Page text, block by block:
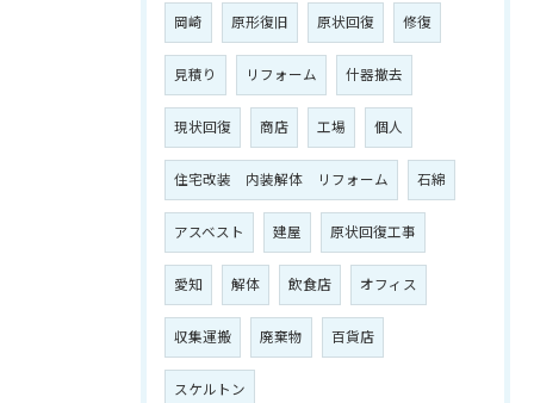
岡崎 原形復旧 原状回復 修復
見積り リフォーム 什器撤去
現状回復 商店 工場 個人
住宅改装 内装解体 リフォーム 石綿
アスベスト 建屋 原状回復工事
愛知 解体 飲食店 オフィス
収集運搬 廃棄物 百貨店
スケルトン